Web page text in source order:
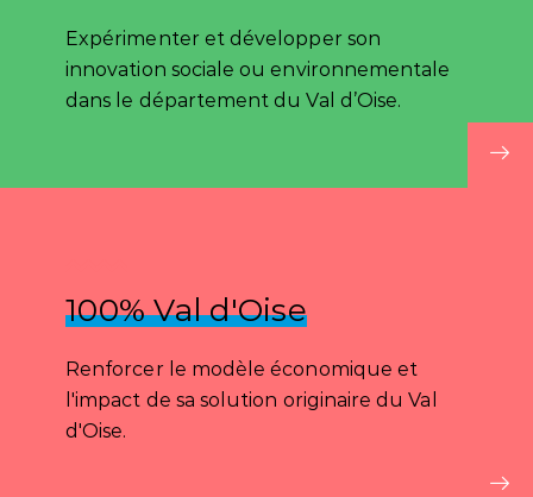
Expérimenter et développer son
innovation sociale ou environnementale
dans le département du Val d’Oise.
100% Val d'Oise
Renforcer le modèle économique et
l'impact de sa solution originaire du Val
d'Oise.